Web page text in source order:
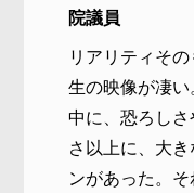
院議員
リアリティそ
生の映像が凄
中に、恐ろしさ
さ以上に、大
ンがあった。